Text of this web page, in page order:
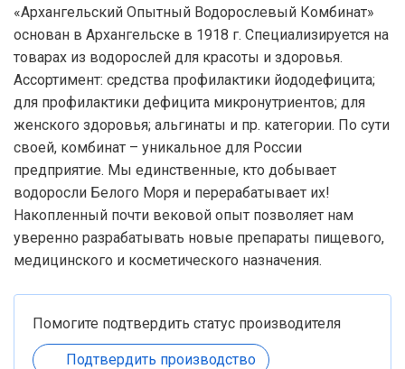
«Архангельский Опытный Водорослевый Комбинат»
основан в Архангельске в 1918 г. Специализируется на
товарах из водорослей для красоты и здоровья.
Ассортимент: средства профилактики йододефицита;
для профилактики дефицита микронутриентов; для
женского здоровья; альгинаты и пр. категории. По сути
своей, комбинат – уникальное для России
предприятие. Мы единственные, кто добывает
водоросли Белого Моря и перерабатывает их!
Накопленный почти вековой опыт позволяет нам
уверенно разрабатывать новые препараты пищевого,
медицинского и косметического назначения.
Помогите подтвердить статус производителя
Подтвердить производство